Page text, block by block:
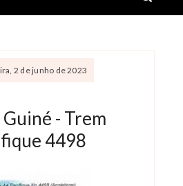
2 de junho de 2023
- Trem
4498